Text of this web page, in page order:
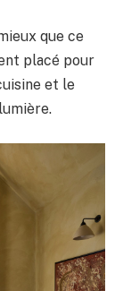
que ce
placé pour
et le